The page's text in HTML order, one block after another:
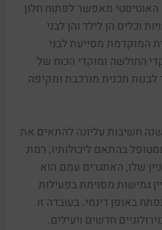
מאפשר לפתוח חלון
וכלים הן לילד והן לבני
המוקדמת מסייעת לבני
החולשה ומוקדי הכוח של
תכנית מורכבת ומקיפה
חשיבות עליונה להתאים את
בהתאם ליכולותיו, רמת
שלו, האתגרים עמם הוא
גמישות מסוימת בפעילות
באופן דינמי. בעובדה זו
חדשים ויעילים.